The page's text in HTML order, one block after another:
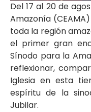
Del 17 al 20 de
Amazonía
toda la región
el primer gran
Sínodo para la
reflexionar,
Iglesia en esta
espíritu de la
Jubilar.